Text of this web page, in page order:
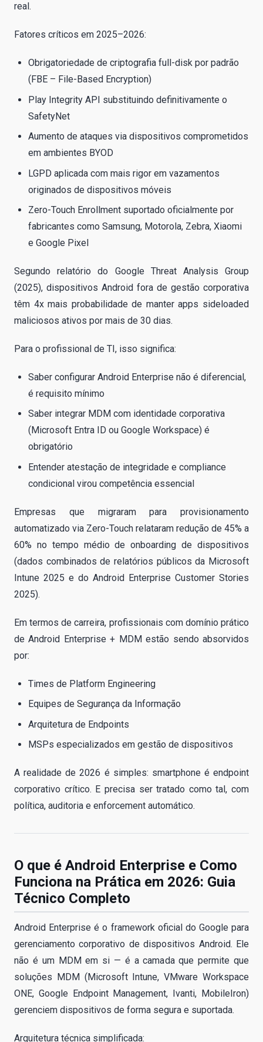
real.
Fatores críticos em 2025–2026:
Obrigatoriedade de criptografia full-disk por padrão
(FBE – File-Based Encryption)
Play Integrity API substituindo definitivamente o
SafetyNet
Aumento de ataques via dispositivos comprometidos
em ambientes BYOD
LGPD aplicada com mais rigor em vazamentos
originados de dispositivos móveis
Zero-Touch Enrollment suportado oficialmente por
fabricantes como Samsung, Motorola, Zebra, Xiaomi
e Google Pixel
Segundo relatório do Google Threat Analysis Group
(2025), dispositivos Android fora de gestão corporativa
têm 4x mais probabilidade de manter apps sideloaded
maliciosos ativos por mais de 30 dias.
Para o profissional de TI, isso significa:
Saber configurar Android Enterprise não é diferencial,
é requisito mínimo
Saber integrar MDM com identidade corporativa
(Microsoft Entra ID ou Google Workspace) é
obrigatório
Entender atestação de integridade e compliance
condicional virou competência essencial
Empresas que migraram para provisionamento
automatizado via Zero-Touch relataram redução de 45% a
60% no tempo médio de onboarding de dispositivos
(dados combinados de relatórios públicos da Microsoft
Intune 2025 e do Android Enterprise Customer Stories
2025).
Em termos de carreira, profissionais com domínio prático
de Android Enterprise + MDM estão sendo absorvidos
por:
Times de Platform Engineering
Equipes de Segurança da Informação
Arquitetura de Endpoints
MSPs especializados em gestão de dispositivos
A realidade de 2026 é simples: smartphone é endpoint
corporativo crítico. E precisa ser tratado como tal, com
política, auditoria e enforcement automático.
O que é Android Enterprise e Como
Funciona na Prática em 2026: Guia
Técnico Completo
Android Enterprise é o framework oficial do Google para
gerenciamento corporativo de dispositivos Android. Ele
não é um MDM em si — é a camada que permite que
soluções MDM (Microsoft Intune, VMware Workspace
ONE, Google Endpoint Management, Ivanti, MobileIron)
gerenciem dispositivos de forma segura e suportada.
Arquitetura técnica simplificada: